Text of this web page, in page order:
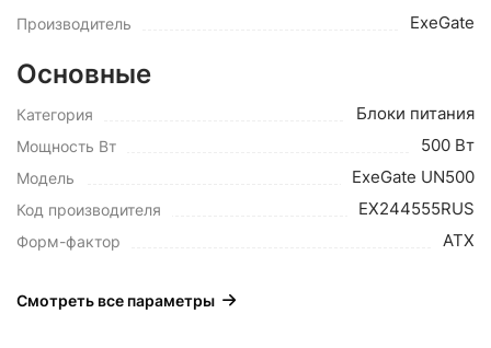
Производитель ExeGate
Основные
Категория Блоки питания
Мощность Вт 500 Вт
Модель ExeGate UN500
Код производителя EX244555RUS
Форм-фактор ATX
Смотреть все параметры